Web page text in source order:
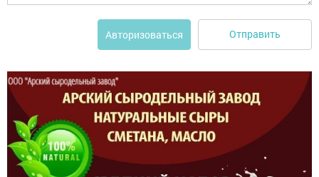
Авторизоваться Отправить